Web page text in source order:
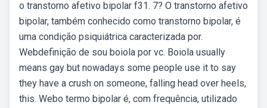
o transtorno afetivo bipolar f31. 7? O transtorno afetivo
bipolar, também conhecido como transtorno bipolar, é
uma condição psiquiátrica caracterizada por.
Webdefinição de sou boiola por vc. Boiola usually
means gay but nowadays some people use it to say
they have a crush on someone, falling head over heels,
this. Webo termo bipolar é, com frequência, utilizado